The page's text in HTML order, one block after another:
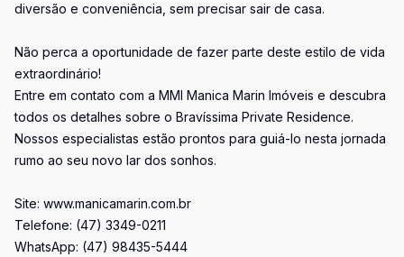
diversão e conveniência, sem precisar sair de casa.
Não perca a oportunidade de fazer parte deste estilo de vida
extraordinário!
Entre em contato com a MMI Manica Marin Imóveis e descubra
todos os detalhes sobre o Bravíssima Private Residence.
Nossos especialistas estão prontos para guiá-lo nesta jornada
rumo ao seu novo lar dos sonhos.
Site: www.manicamarin.com.br
Telefone: (47) 3349-0211
WhatsApp: (47) 98435-5444